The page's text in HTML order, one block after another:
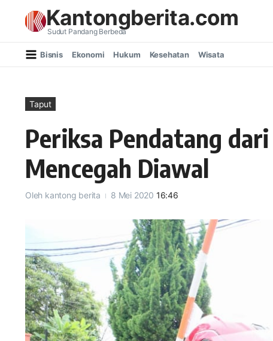
Kantongberita.com
Sudut Pandang Berbeda
Bisnis Ekonomi Hukum Kesehatan Wisata
Taput
Periksa Pendatang
Mencegah Diawal
Oleh kantong berita 8 Mei 2020 16:46